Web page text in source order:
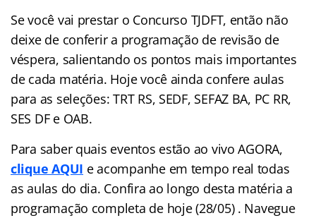
Se você vai prestar o Concurso TJDFT, então não
deixe de conferir a programação de revisão de
véspera, salientando os pontos mais importantes
de cada matéria. Hoje você ainda confere aulas
para as seleções: TRT RS, SEDF, SEFAZ BA, PC RR,
SES DF e OAB.
Para saber quais eventos estão ao vivo AGORA,
clique AQUI e acompanhe em tempo real todas
as aulas do dia. Confira ao longo desta matéria a
programação completa de hoje (28/05) . Navegue